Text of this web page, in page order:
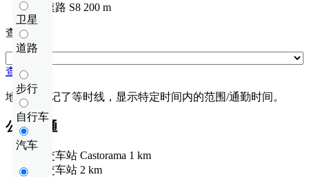
卫星
道路
步行
自行车
汽车
快速路 S8 200 m
查看距离
查看距离
地图上标记了等时线，显示特定时间内的范围/通勤时间。
公共交通
公交车站 Castorama 1 km
公交车站 2 km